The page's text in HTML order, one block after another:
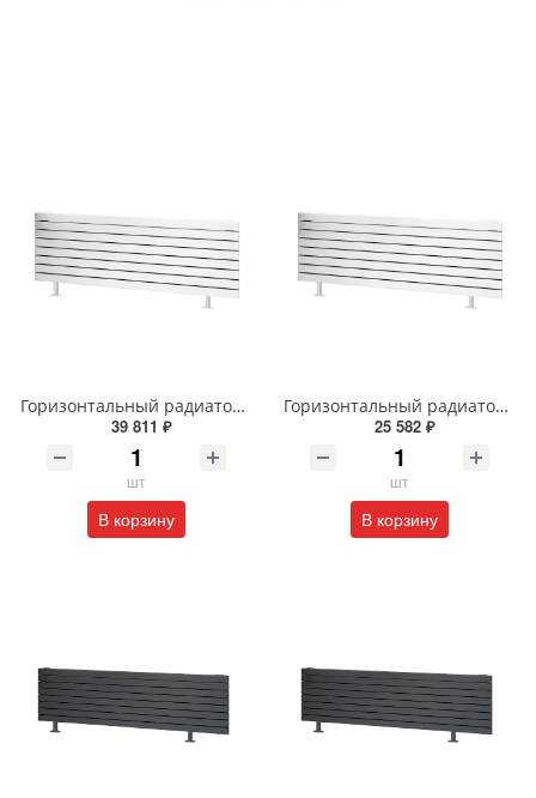
Горизонтальный радиатор с боковым подключением напольный Arbiola Gorizont Liner HZ 91598 250 х 28 см белый
39 811 ₽
шт
В корзину
Горизонтальный радиатор с боковым подключением напольный Arbiola Gorizont Liner HZ 91505 50 х 48 см белый
25 582 ₽
шт
В корзину